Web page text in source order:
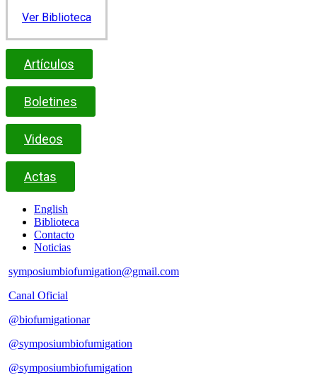
Ver Biblioteca
Artículos
Boletines
Videos
Actas
English
Biblioteca
Contacto
Noticias
symposiumbiofumigation@gmail.com
Canal Oficial
@biofumigationar
@symposiumbiofumigation
@symposiumbiofumigation